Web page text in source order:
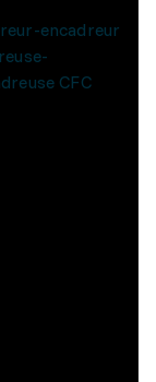
encadreur
CFC